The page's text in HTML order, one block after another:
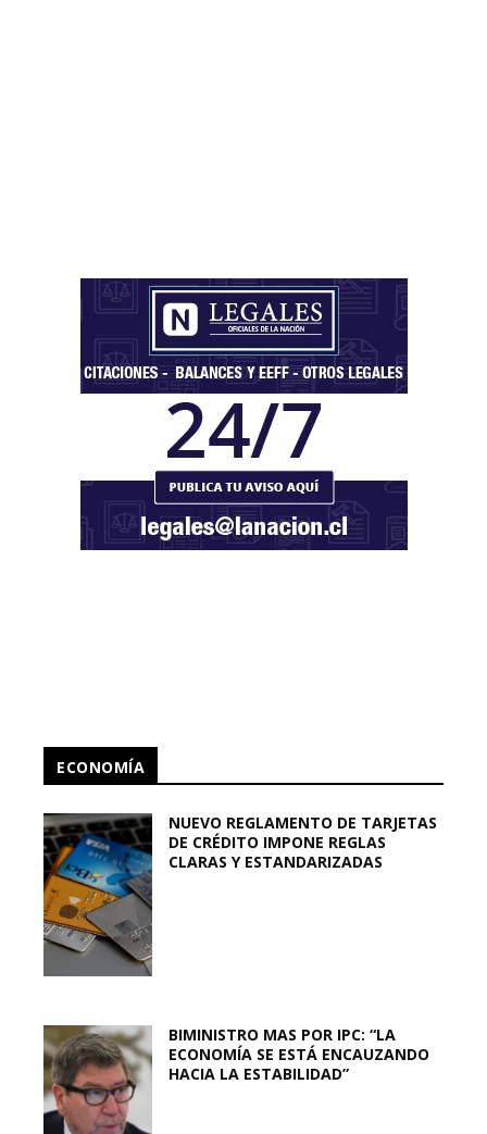
ECONOMÍA
NUEVO REGLAMENTO DE TARJETAS
DE CRÉDITO IMPONE REGLAS
CLARAS Y ESTANDARIZADAS
BIMINISTRO MAS POR IPC: “LA
ECONOMÍA SE ESTÁ ENCAUZANDO
HACIA LA ESTABILIDAD”